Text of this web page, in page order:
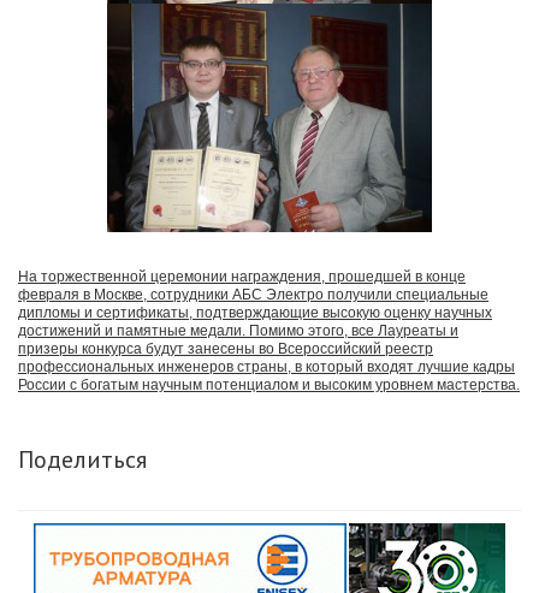
На торжественной церемонии награждения, прошедшей в конце
февраля в Москве, сотрудники АБС Электро получили специальные
дипломы и сертификаты, подтверждающие высокую оценку научных
достижений и памятные медали. Помимо этого, все Лауреаты и
призеры конкурса будут занесены во Всероссийский реестр
профессиональных инженеров страны, в который входят лучшие кадры
России с богатым научным потенциалом и высоким уровнем мастерства.
Поделиться